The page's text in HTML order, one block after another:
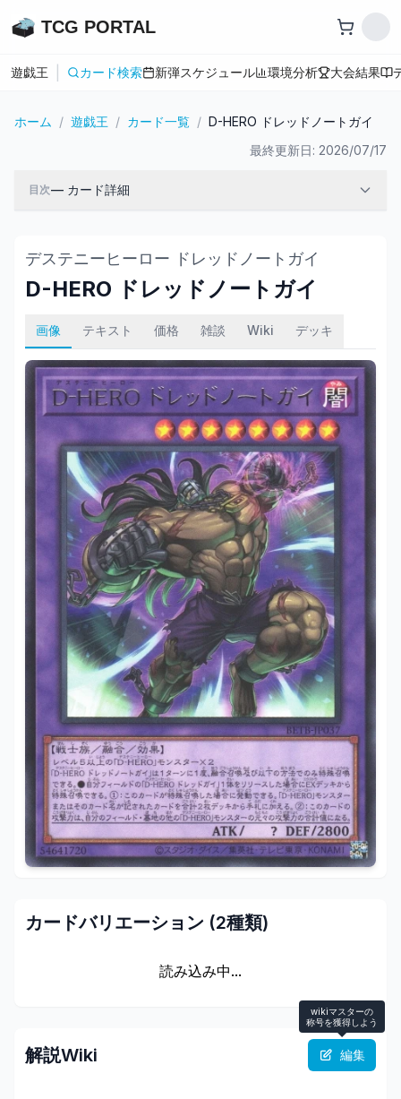
TCG PORTAL
遊戯王 カード検索 新弾スケジュール 環境分析 大会結果
ホーム / 遊戯王 / カード一覧 / D-HERO ドレッドノートガイ
最終更新日: 2026/07/17
目次— カード詳細
デステニーヒーロー ドレッドノートガイ
D-HERO ドレッドノートガイ
画像 テキスト 価格 雑談 Wiki デッキ
カードバリエーション (2種類)
読み込み中...
解説Wiki
wikiマスターの
称号を獲得しよう
編集